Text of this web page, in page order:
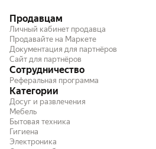
доволеня
Продавцам
Личный кабинет продавца
Продавайте на Маркете
Документация для партнёров
Сайт для партнёров
Сотрудничество
Реферальная программа
Категории
Досуг и развлечения
Мебель
Бытовая техника
Гигиена
Электроника